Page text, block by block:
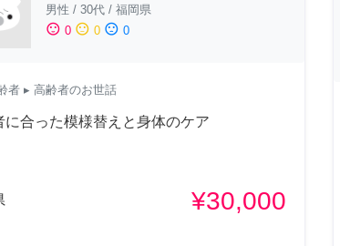
男性 / 30代 / 福岡県
sentiment_satisfied 0 sentiment_neutral 0 sentiment_dissatisfied 0
者 ▸ 高齢者のお世話
に合った模様替えと身体のケア
¥30,000